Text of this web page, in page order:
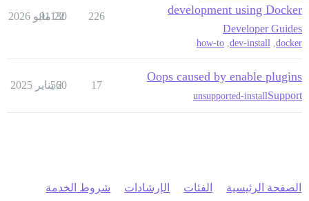
development using Docker
Developer Guides
docker
,
dev-install
,
how-to
226
91130
22 مايو 2026
Oops caused by enable plugins
Support
unsupported-install
17
560
2 يناير 2025
الصفحة الرئيسية الفئات الإرشادات شروط الخدمة